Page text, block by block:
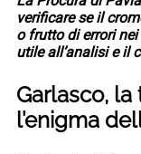
verificare se il
o frutto di errori
utile all’analisi e il
Garlasco,
l’enigma